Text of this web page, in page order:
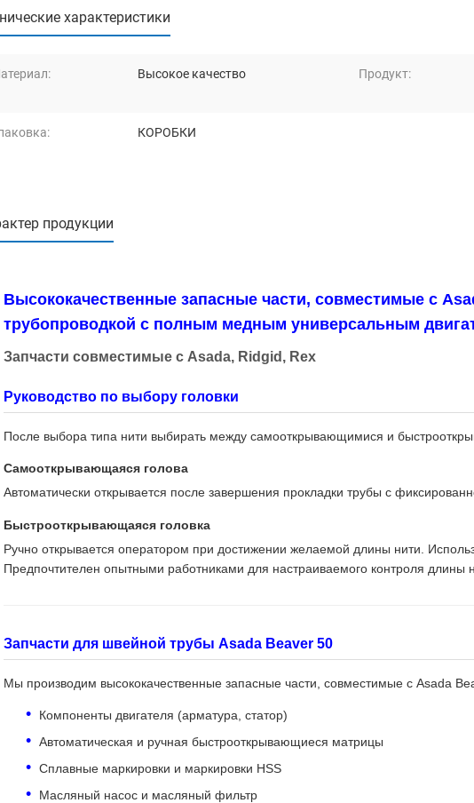
характеристики
Высокое качество Продукт:
КОРОБКИ
продукции
Высококачественные запасные части, совместимые с
трубопроводкой с полным медным универсальным
Запчасти совместимые с Asada, Ridgid, Rex
Руководство по выбору головки
После выбора типа нити выбирать между самооткрывающимися и
Самооткрывающаяся голова
Автоматически открывается после завершения прокладки трубы с
Быстрооткрывающаяся головка
Ручно открывается оператором при достижении желаемой длины нити.
Предпочтителен опытными работниками для настраиваемого контроля длины
Запчасти для швейной трубы Asada Beaver 50
Мы производим высококачественные запасные части, совместимые с Asada
Компоненты двигателя (арматура, статор)
Автоматическая и ручная быстрооткрывающиеся матрицы
Сплавные маркировки и маркировки HSS
Масляный насос и масляный фильтр